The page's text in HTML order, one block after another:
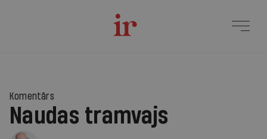
Komentārs
Naudas tramvajs